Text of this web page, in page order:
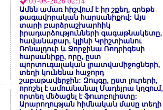
Ամեն ամառ հիշվում է իր շքեղ, գրեթե
թագավորական հարսանիքով: Այս
տարի բարձրաշխարհիկ
իրադարձությունների գագաթնակետը,
հավանաբար, կլինի Կրիշտիանու
Ռոնալդուի և Ջորջինա Ռոդրիգեսի
հարսանիքը, որը, ըստ
պորտուգալական լրատվամիջոցների,
տեղի կունենա հաջորդ
շաբաթավերջին: Զույգը, ըստ լուրերի,
որոշել է ամուսնանալ Մադեյրա կղզում,
որտեղ մեծացել է ֆուտբոլիստը:
Արարողության հիմնական մասը տեղի